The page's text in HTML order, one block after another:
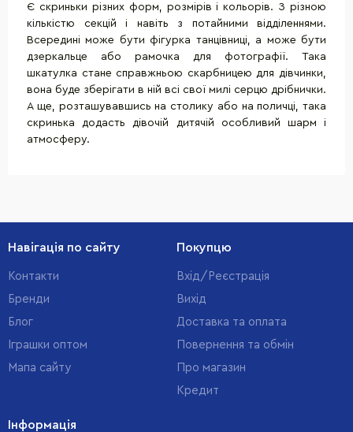
Є скриньки різних форм, розмірів і кольорів. З різною
кількістю секцій і навіть з потайними відділеннями.
Всередині може бути фігурка танцівниці, а може бути
дзеркальце або рамочка для фотографії. Така
шкатулка стане справжньою скарбницею для дівчинки,
вона буде зберігати в ній всі свої милі серцю дрібнички.
А ще, розташувавшись на столику або на поличці, така
скринька додасть дівочій дитячій особливий шарм і
атмосферу.
Навігація по сайту
Контакти
Бренди
Блог
Іграшки оптом
Мапа сайту
Покупцю
Вхід/Реєстрація
Вихід
Доставка та оплата
Повернення та обмін
Про магазин
Кредит
Інформація